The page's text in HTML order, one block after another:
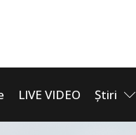
LIVE VIDEO Știri